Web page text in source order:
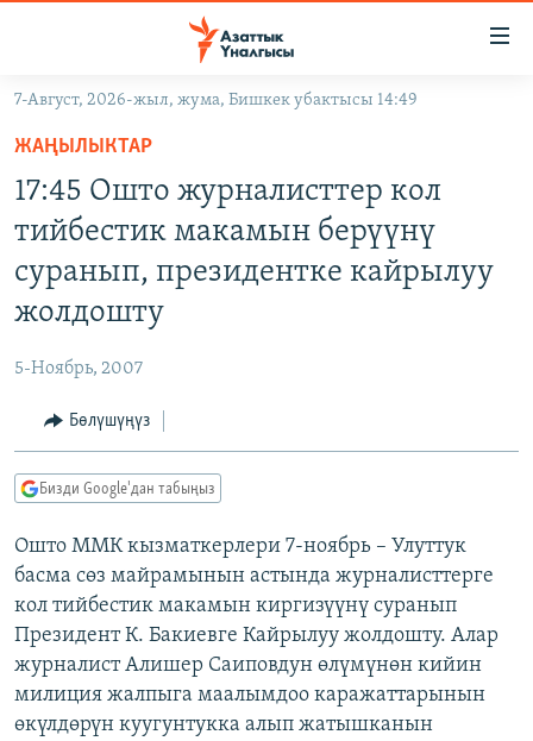
Навигацияга
өтүңүз
салыңызКЫРГЫЗСТАН
ДҮЙНӨ
БҮГҮН АЗАТТЫКТА
ЭКСПЕРТТЕР ТАЛДАЙТ
БИЗ ЖАНА ДҮЙНӨ
ЭЖЕ-СИҢДИЛЕР
АЗАТТЫК+
ЫҢГАЙСЫЗ СУРООЛОР
ПОДКАСТ
ӨЗГӨЧӨ ПИКИР
Русский
ОНЛАЙН ШЕРИНЕ
ЭЕ/АРнун бардык сайттары
7-Август, 2026-жыл, жума, Бишкек убактысы 14:49
ЖАҢЫЛЫКТАР
17:45 Ошто журналисттер кол
тийбестик макамын берүүнү
суранып, президентке кайрылуу
жолдошту
5-Ноябрь, 2007
Бөлүшүңүз
Бизди Google'дан табыңыз
Ошто ММК кызматкерлери 7-ноябрь – Улуттук
басма сөз майрамынын астында журналисттерге
кол тийбестик макамын киргизүүнү суранып
Президент К. Бакиевге Кайрылуу жолдошту. Алар
журналист Алишер Саиповдун өлүмүнөн кийин
милиция жалпыга маалымдоо каражаттарынын
өкүлдөрүн куугунтукка алып жатышканын